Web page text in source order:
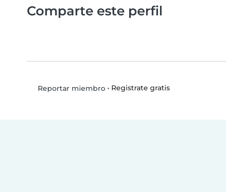
Comparte este perfil
Reportar miembro• Registrate gratis